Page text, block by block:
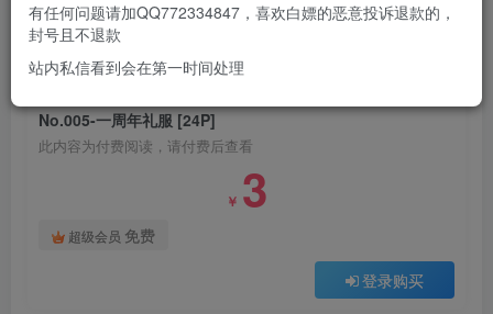
此处内容已隐藏，请付费后查看
No.005-一周年礼服 [24P]
此内容为付费阅读，请付费后查看
￥ 3
超级会员 免费
登录购买
有任何问题请加QQ772334847，喜欢白嫖的恶意投诉退款的，
封号且不退款
站内私信看到会在第一时间处理